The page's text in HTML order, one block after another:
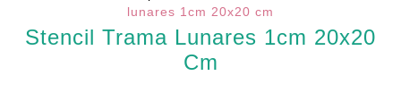
lunares 1cm 20x20 cm
Stencil Trama Lunares 1cm 20x20
Cm